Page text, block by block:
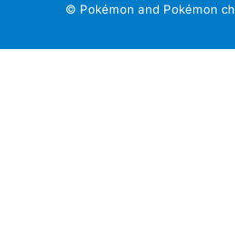
© Pokémon and Pokémon